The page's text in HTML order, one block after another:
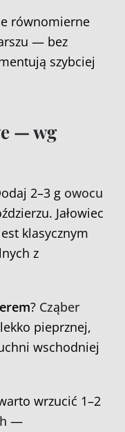
równomierne
— bez
szybciej
— wg
2–3 g owocu
Jałowiec
klasycznym
z
? Cząber
pieprznej,
wschodniej
wrzucić 1–2
—